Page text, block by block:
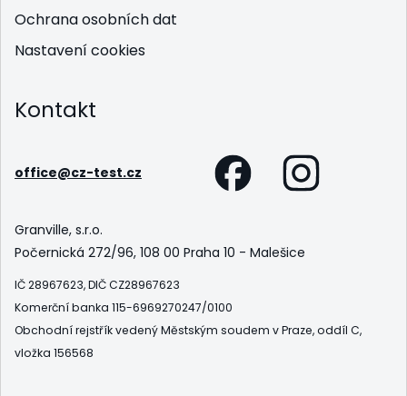
Ochrana osobních dat
Nastavení cookies
Kontakt
office@cz-test.cz
Granville, s.r.o.
Počernická 272/96, 108 00 Praha 10 - Malešice
IČ 28967623, DIČ CZ28967623
Komerční banka 115-6969270247/0100
Obchodní rejstřík vedený Městským soudem v Praze, oddíl C,
vložka 156568